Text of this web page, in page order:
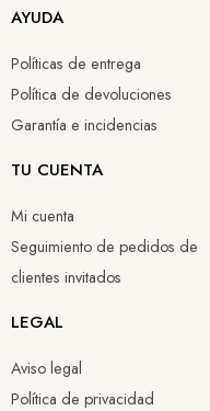
AYUDA
Políticas de entrega
Política de devoluciones
Garantía e incidencias
TU CUENTA
Mi cuenta
Seguimiento de pedidos de
clientes invitados
LEGAL
Aviso legal
Política de privacidad